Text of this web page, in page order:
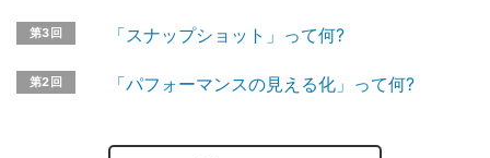
第3回 「スナップショット」って何?
第2回 「パフォーマンスの見える化」って何?